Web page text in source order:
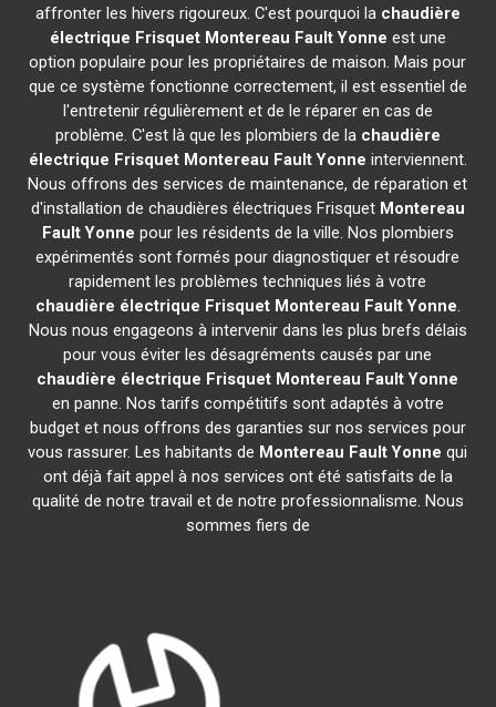
affronter les hivers rigoureux. C'est pourquoi la chaudière
électrique Frisquet Montereau Fault Yonne est une
option populaire pour les propriétaires de maison. Mais pour
que ce système fonctionne correctement, il est essentiel de
l'entretenir régulièrement et de le réparer en cas de
problème. C'est là que les plombiers de la chaudière
électrique Frisquet Montereau Fault Yonne interviennent.
Nous offrons des services de maintenance, de réparation et
d'installation de chaudières électriques Frisquet Montereau
Fault Yonne pour les résidents de la ville. Nos plombiers
expérimentés sont formés pour diagnostiquer et résoudre
rapidement les problèmes techniques liés à votre
chaudière électrique Frisquet Montereau Fault Yonne.
Nous nous engageons à intervenir dans les plus brefs délais
pour vous éviter les désagréments causés par une
chaudière électrique Frisquet Montereau Fault Yonne
en panne. Nos tarifs compétitifs sont adaptés à votre
budget et nous offrons des garanties sur nos services pour
vous rassurer. Les habitants de Montereau Fault Yonne qui
ont déjà fait appel à nos services ont été satisfaits de la
qualité de notre travail et de notre professionnalisme. Nous
sommes fiers de